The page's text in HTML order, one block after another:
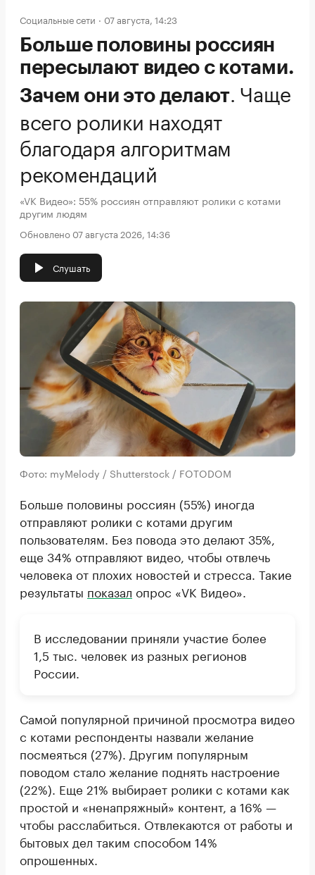
Социальные сети 07 августа, 14:23
Больше половины россиян
пересылают видео с котами.
Зачем они это делают. Чаще
всего ролики находят
благодаря алгоритмам
рекомендаций
«VK Видео»: 55% россиян отправляют ролики с котами
другим людям
Обновлено 07 августа 2026, 14:36
Слушать
Фото: myMelody / Shutterstock / FOTODOM
Больше половины россиян (55%) иногда
отправляют ролики с котами другим
пользователям. Без повода это делают 35%,
еще 34% отправляют видео, чтобы отвлечь
человека от плохих новостей и стресса. Такие
результаты показал опрос «VK Видео».
В исследовании приняли участие более
1,5 тыс. человек из разных регионов
России.
Самой популярной причиной просмотра видео
с котами респонденты назвали желание
посмеяться (27%). Другим популярным
поводом стало желание поднять настроение
(22%). Еще 21% выбирает ролики с котами как
простой и «ненапряжный» контент, а 16% —
чтобы расслабиться. Отвлекаются от работы и
бытовых дел таким способом 14%
опрошенных.